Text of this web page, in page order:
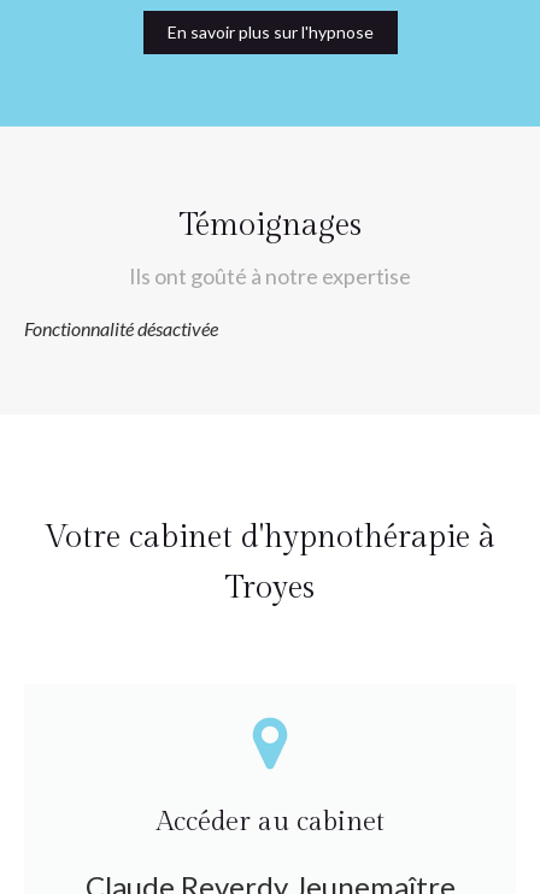
En savoir plus sur l'hypnose
Témoignages
Ils ont goûté à notre expertise
Fonctionnalité désactivée
Votre cabinet d'hypnothérapie à
Troyes
Accéder au cabinet
Claude Reverdy Jeunemaître